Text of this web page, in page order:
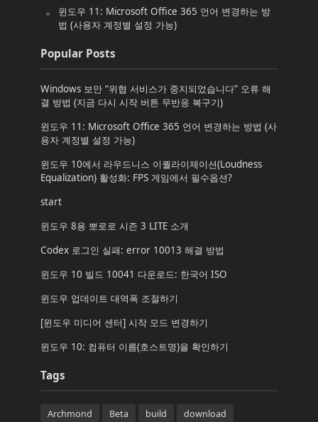
윈도우 11: Microsoft Office 365 언어 변경하는 방
법 (사용자 계정별 설정 가능)
Popular Posts
Windows 보안 “위협 서비스가 중지되었습니다” 오류 해
결 방법 (지금 다시 시작 버튼 무반응 복구기)
윈도우 11: Microsoft Office 365 언어 변경하는 방법 (사
용자 계정별 설정 가능)
윈도우 10에서 라우드니스 이퀄라이제이션(Loudness
Equalization) 활성화: FPS 게임에서 필수옵션?
start
윈도우 8용 뽀로로 시즌 3 LITE 소개
Codex 로그인 실패: error 10013 해결 방법
윈도우 10 빌드 10041 다운로드: 한국어 ISO
윈도우 업데이트 대역폭 조절하기
[윈도우 미디어 센터] 시작 모드 변경하기
윈도우 10: 컴퓨터 이름(호스트명)을 확인하기
Tags
Archmond Beta build
download